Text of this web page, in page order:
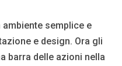
ambiente semplice e
e design. Ora gli
barra delle azioni nella